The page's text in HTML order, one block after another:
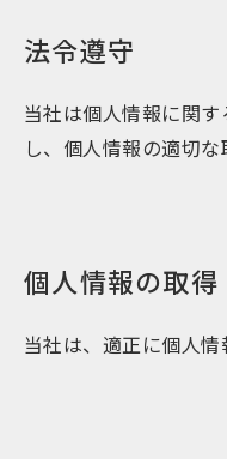
法令遵守
当社は個人情報に関
し、個人情報の適切な
個人情報の取得
当社は、適正に個人情